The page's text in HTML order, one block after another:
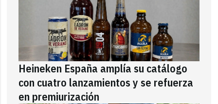
Heineken España amplía su catálogo
con cuatro lanzamientos y se refuerza
en premiurización